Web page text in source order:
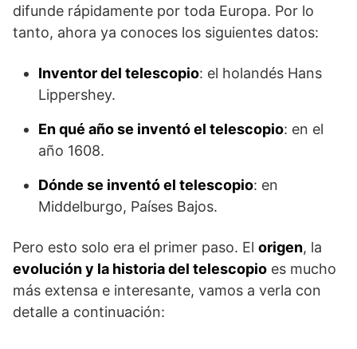
difunde rápidamente por toda Europa. Por lo
tanto, ahora ya conoces los siguientes datos:
Inventor del telescopio: el holandés Hans
Lippershey.
En qué año se inventó el telescopio: en el
año 1608.
Dónde se inventó el telescopio: en
Middelburgo, Países Bajos.
Pero esto solo era el primer paso. El origen, la
evolución y la historia del telescopio es mucho
más extensa e interesante, vamos a verla con
detalle a continuación: